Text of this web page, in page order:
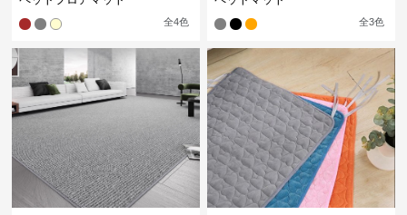
全4色 全3色